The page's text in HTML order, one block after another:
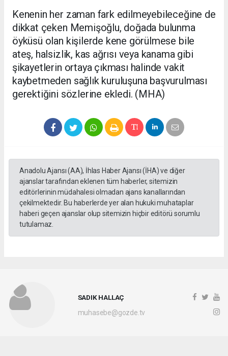
Kenenin her zaman fark edilmeyebileceğine de
dikkat çeken Memişoğlu, doğada bulunma
öyküsü olan kişilerde kene görülmese bile
ateş, halsizlik, kas ağrısı veya kanama gibi
şikayetlerin ortaya çıkması halinde vakit
kaybetmeden sağlık kuruluşuna başvurulması
gerektiğini sözlerine ekledi. (MHA)
Anadolu Ajansı (AA), İhlas Haber Ajansı (İHA) ve diğer
ajanslar tarafından eklenen tüm haberler, sitemizin
editörlerinin müdahalesi olmadan ajans kanallarından
çekilmektedir. Bu haberlerde yer alan hukuki muhataplar
haberi geçen ajanslar olup sitemizin hiçbir editörü sorumlu
tutulamaz.
SADIK HALLAÇ
muhasebe@gozde.tv